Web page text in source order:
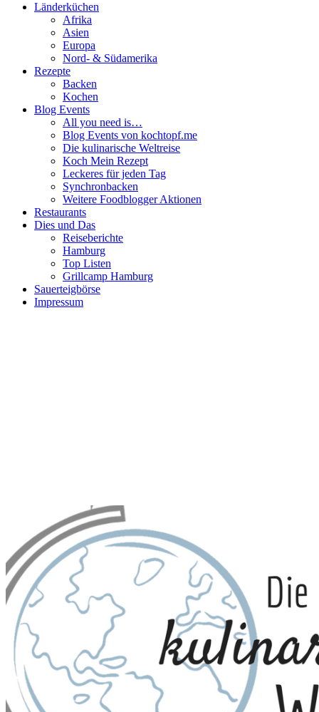
Länderküchen
Afrika
Asien
Europa
Nord- & Südamerika
Rezepte
Backen
Kochen
Blog Events
All you need is…
Blog Events von kochtopf.me
Die kulinarische Weltreise
Koch Mein Rezept
Leckeres für jeden Tag
Synchronbacken
Weitere Foodblogger Aktionen
Restaurants
Dies und Das
Reiseberichte
Hamburg
Top Listen
Grillcamp Hamburg
Sauerteigbörse
Impressum